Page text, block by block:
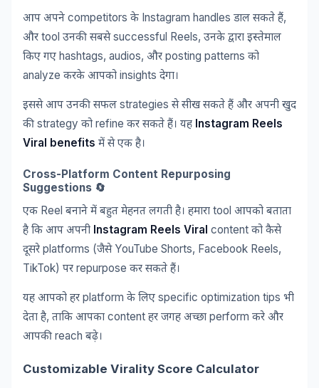
आप अपने competitors के Instagram handles डाल सकते हैं,
और tool उनकी सबसेsuccessful Reels, उनके द्वारा इस्तेमाल
किए गए hashtags, audios, और posting patterns को
analyze करके आपको insights देगा।
इससे आप उनकी सफल strategies से सीख सकते हैं और अपनी खुद
की strategy को refine कर सकते हैं। यह Instagram Reels
Viral benefits में से एक है।
Cross-Platform Content Repurposing
Suggestions 🔄
एक Reel बनाने में बहुत मेहनत लगती है। हमारा tool आपको बताता
है कि आप अपनी Instagram Reels Viral content को कैसे
दूसरे platforms (जैसेYouTube Shorts, Facebook Reels,
TikTok) पर repurpose कर सकते हैं।
यह आपको हर platform के लिए specific optimization tips भी
देता है, ताकि आपका content हर जगह अच्छा perform करे और
आपकी reach बढ़े।
Customizable Virality Score Calculator